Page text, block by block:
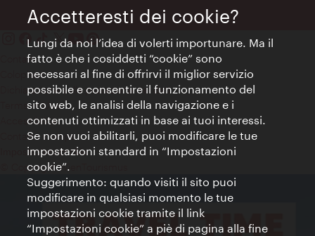
Contatti
Colophon
Dichiarazione sulla protezione dei dati
Terms of Use
Accessibilità
Contatto stampa
Impostazioni cookie
© Copyright WienTourismus
Accetteresti dei cookie?
Lungi da noi l’idea di volerti importunare. Ma il
fatto è che i cosiddetti “cookie” sono
necessari al fine di offrirvi il miglior servizio
possibile e consentire il funzionamento del
sito web, le analisi della navigazione e i
contenuti ottimizzati in base ai tuoi interessi.
Se non vuoi abilitarli, puoi modificare le tue
impostazioni standard in “Impostazioni
cookie”.
Suggerimento: quando visiti il sito puoi
modificare in qualsiasi momento le tue
impostazioni cookie tramite il link
“Impostazioni cookie” a piè di pagina alla fine